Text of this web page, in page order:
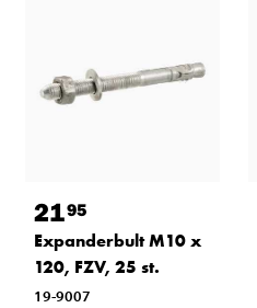
2195
Expanderbult M10 x
120, FZV, 25 st.
19-9007